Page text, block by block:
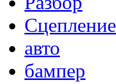
Сцепление
авто
бампер